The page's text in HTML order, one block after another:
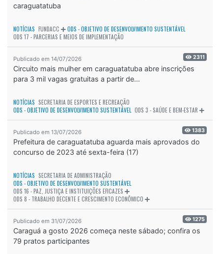
caraguatatuba
NOTÍCIAS FUNDACC
ODS - OBJETIVO DE DESENVOLVIMENTO SUSTENTÁVEL
ODS 17 - PARCERIAS E MEIOS DE IMPLEMENTAÇÃO
Publicado em 14/07/2026 2311
Circuito mais mulher em caraguatatuba abre inscrições
para 3 mil vagas gratuitas a partir de...
NOTÍCIAS SECRETARIA DE ESPORTES E RECREAÇÃO
ODS - OBJETIVO DE DESENVOLVIMENTO SUSTENTÁVEL ODS 3 - SAÚDE E BEM-ESTAR
Publicado em 13/07/2026 1383
Prefeitura de caraguatatuba aguarda mais aprovados do
concurso de 2023 até sexta-feira (17)
NOTÍCIAS SECRETARIA DE ADMINISTRAÇÃO
ODS - OBJETIVO DE DESENVOLVIMENTO SUSTENTÁVEL
ODS 16 - PAZ, JUSTIÇA E INSTITUIÇÕES EFICAZES
ODS 8 - TRABALHO DECENTE E CRESCIMENTO ECONÔMICO
Publicado em 31/07/2026 1275
Caraguá a gosto 2026 começa neste sábado; confira os
79 pratos participantes